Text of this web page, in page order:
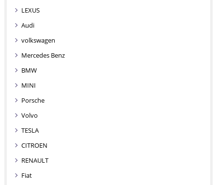
LEXUS
Audi
volkswagen
Mercedes Benz
BMW
MINI
Porsche
Volvo
TESLA
CITROEN
RENAULT
Fiat